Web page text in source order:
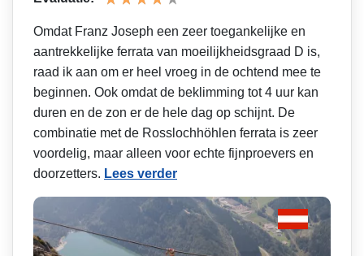
Omdat Franz Joseph een zeer toegankelijke en
aantrekkelijke ferrata van moeilijkheidsgraad D is,
raad ik aan om er heel vroeg in de ochtend mee te
beginnen. Ook omdat de beklimming tot 4 uur kan
duren en de zon er de hele dag op schijnt. De
combinatie met de Rosslochhöhlen ferrata is zeer
voordelig, maar alleen voor echte fijnproevers en
doorzetters. Lees verder